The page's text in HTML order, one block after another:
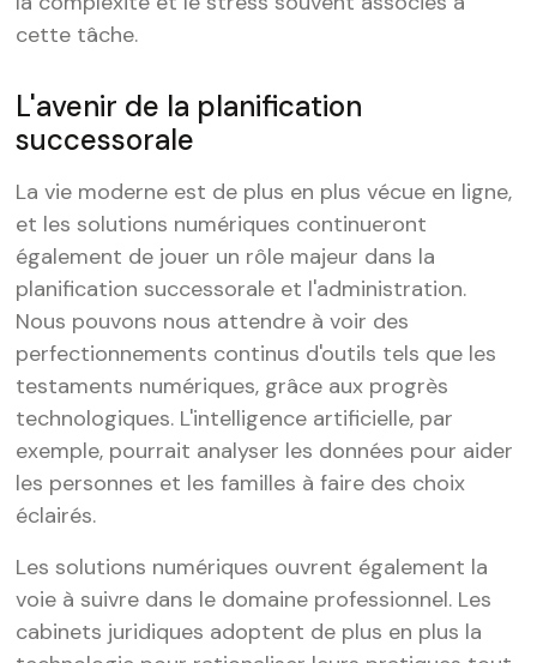
cette tâche.
L'avenir de la planification
successorale
La vie moderne est de plus en plus vécue en ligne,
et les solutions numériques continueront
également de jouer un rôle majeur dans la
planification successorale et l'administration.
Nous pouvons nous attendre à voir des
perfectionnements continus d'outils tels que les
testaments numériques, grâce aux progrès
technologiques. L'intelligence artificielle, par
exemple, pourrait analyser les données pour aider
les personnes et les familles à faire des choix
éclairés.
Les solutions numériques ouvrent également la
voie à suivre dans le domaine professionnel. Les
cabinets juridiques adoptent de plus en plus la